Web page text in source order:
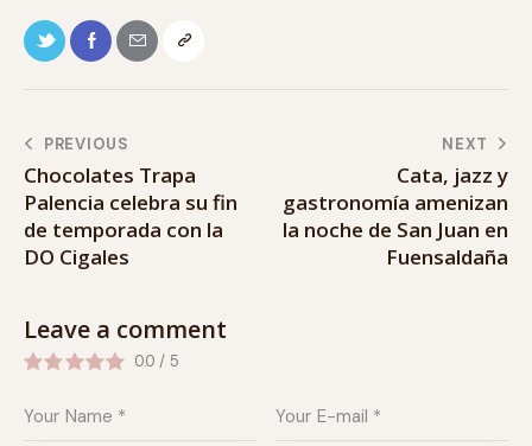
PREVIOUS
Chocolates Trapa
Palencia celebra su fin
de temporada con la
DO Cigales
NEXT
Cata, jazz y
gastronomía amenizan
la noche de San Juan en
Fuensaldaña
Leave a comment
0.0 / 5